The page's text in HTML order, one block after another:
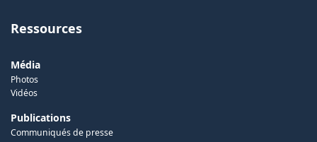
Ressources
Média
Photos
Vidéos
Publications
Communiqués de presse